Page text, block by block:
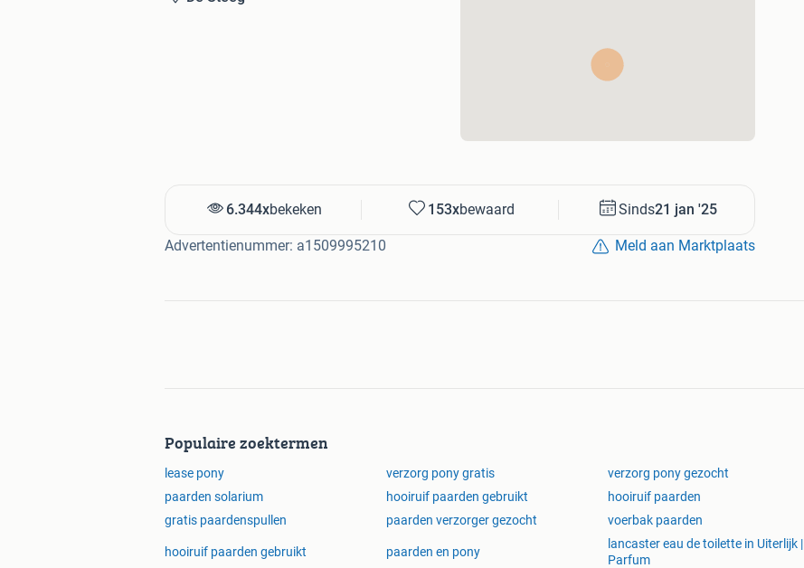
hobbyhorse, hobbyhorse hindernis, hobbyhorse hoofdstel, hobbyhorse fjord, hobbyhorse te
koop, ovega hobbyhorse, hindernis staanders, hindernis balken, hindernis, hindernissen,
6.344xbekeken 153xbewaard Sinds21 jan '25
Advertentienummer: a1509995210 Meld aan Marktplaats
Populaire zoektermen
lease pony verzorg pony gratis verzorg pony gezocht
paarden solarium
hooiruif paarden gebruikt hooiruif paarden
gratis paardenspullen
paarden verzorger gezocht voerbak paarden
hooiruif paarden gebruikt paarden en pony
lancaster eau de toilette in Uiterlijk |
Parfum